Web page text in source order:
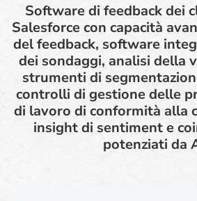
Software di feedback dei
Salesforce con capacità
del feedback, software
dei sondaggi, analisi della
strumenti di
controlli di gestione delle
di lavoro di conformità alla
insight di sentiment e
potenziati da